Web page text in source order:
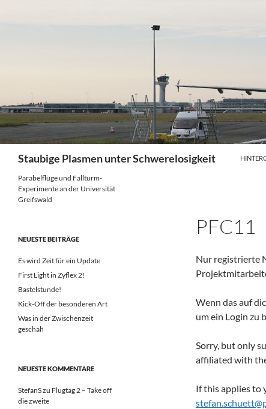
Staubige Plasmen unter Schwerelosigkeit
PFC11
Nur registrierte
Wenn das auf
um ein Login zu
Sorry, but only
affiliated with
If this applies to
Parabelflüge und Fallturm-
Experimente an der Universität
Greifswald
NEUESTE BEITRÄGE
Es wird Zeit für ein Update
First Light in Zyflex 2!
Bastelstunde!
Kick-Off der besonderen Art
Was in der Zwischenzeit
geschah
NEUESTE KOMMENTARE
StefanSzu Flugtag 2 – Take off
die zweite